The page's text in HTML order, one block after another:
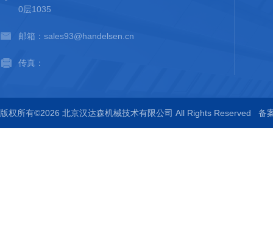
0层1035
邮箱：sales93@handelsen.cn
传真：
版权所有©2026 北京汉达森机械技术有限公司 All Rights Reserved 备